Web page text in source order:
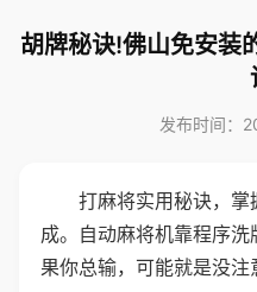
胡牌秘诀!佛山免安装
发布时间：
打麻将实用秘诀，
成。自动麻将机靠程序
果你总输，可能就是没注